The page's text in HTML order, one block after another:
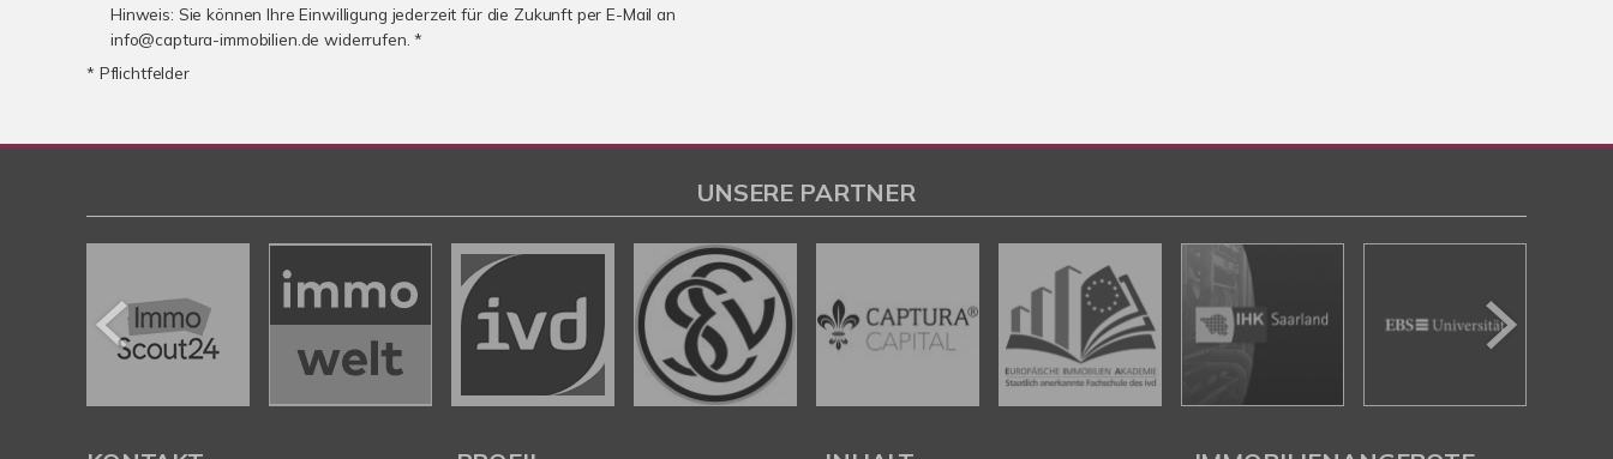
Hinweis: Sie können Ihre Einwilligung jederzeit für die Zukunft per E-Mail an
info@captura-immobilien.de widerrufen. *
* Pflichtfelder
UNSERE PARTNER